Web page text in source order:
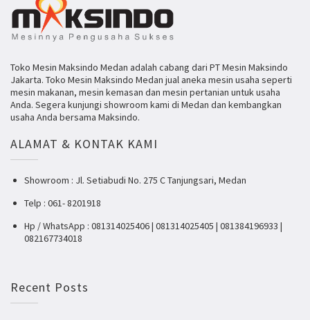
Toko Mesin Maksindo Medan adalah cabang dari PT Mesin Maksindo
Jakarta. Toko Mesin Maksindo Medan jual aneka mesin usaha seperti
mesin makanan, mesin kemasan dan mesin pertanian untuk usaha
Anda. Segera kunjungi showroom kami di Medan dan kembangkan
usaha Anda bersama Maksindo.
ALAMAT & KONTAK KAMI
Showroom : Jl. Setiabudi No. 275 C Tanjungsari, Medan
Telp : 061- 8201918
Hp / WhatsApp : 081314025406 | 081314025405 | 081384196933 |
082167734018
Recent Posts